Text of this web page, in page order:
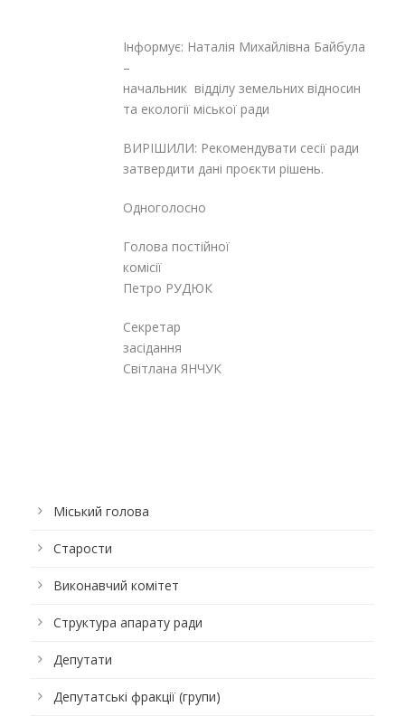
Інформує: Наталія Михайлівна Байбула
–
начальник відділу земельних відносин
та екології міської ради
ВИРІШИЛИ: Рекомендувати сесії ради
затвердити дані проєкти рішень.
Одноголосно
Голова постійної
комісії
Петро РУДЮК
Секретар
Світлана ЯНЧУК
Міський голова
Старости
Виконавчий комітет
Структура апарату ради
Депутати
Депутатські фракції (групи)